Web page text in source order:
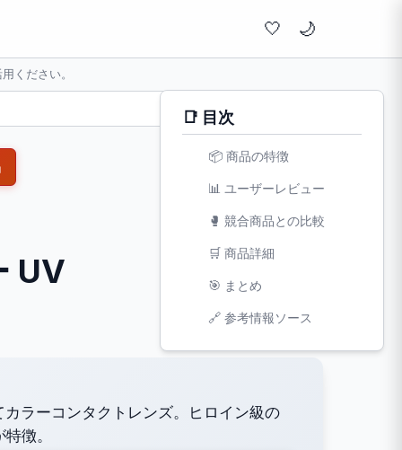
🤍
ください。
UV
文字サイズ:
ラーコンタクトレンズ。ヒロイン級の
徴。
📑 目次
📦 商品の特徴
📊 ユーザーレビュー
🥊 競合商品との比較
🛒 商品詳細
🎯 まとめ
🔗 参考情報ソース